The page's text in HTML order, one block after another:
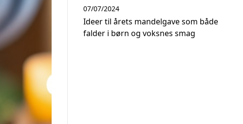
Ideer til årets mandelgave som både
falder i børn og voksnes smag
07/07/2024